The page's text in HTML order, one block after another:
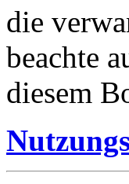
die
beachte
diesem